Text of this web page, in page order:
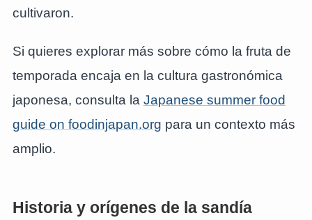
cultivaron.
Si quieres explorar más sobre cómo la fruta de
temporada encaja en la cultura gastronómica
japonesa, consulta la Japanese summer food
guide on foodinjapan.org para un contexto más
amplio.
Historia y orígenes de la sandía